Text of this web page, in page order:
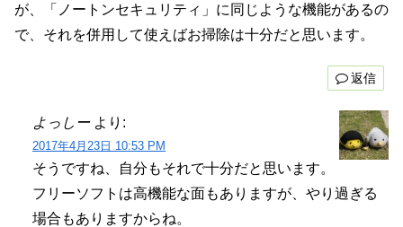
が、「ノートンセキュリティ」に同じような機能があるの
で、それを併用して使えばお掃除は十分だと思います。
返信
よっしー より:
2017年4月23日 10:53 PM
そうですね、自分もそれで十分だと思います。
フリーソフトは高機能な面もありますが、やり過ぎる
場合もありますからね。